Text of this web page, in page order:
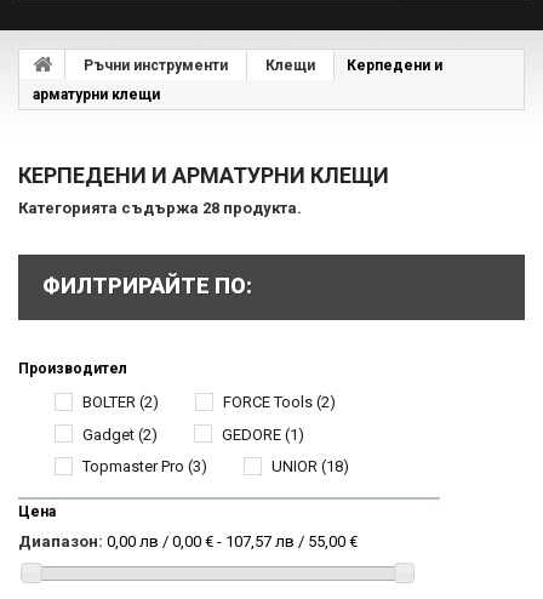
Ръчни инструменти Клещи
Керпедени и
арматурни клещи
КЕРПЕДЕНИ И АРМАТУРНИ КЛЕЩИ
Категорията съдържа 28 продукта.
ФИЛТРИРАЙТЕ ПО:
Производител
BOLTER (2) FORCE Tools (2)
Gadget (2) GEDORE (1)
Topmaster Pro (3) UNIOR (18)
Цена
Диапазон: 0,00 лв / 0,00 € - 107,57 лв / 55,00 €